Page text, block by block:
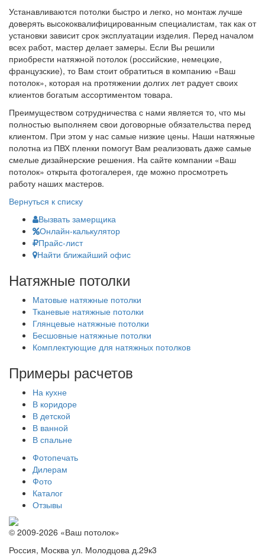
Устанавливаются потолки быстро и легко, но монтаж лучше
доверять высококвалифицированным специалистам, так как от
установки зависит срок эксплуатации изделия. Перед началом
всех работ, мастер делает замеры. Если Вы решили
приобрести натяжной потолок (российские, немецкие,
французские), то Вам стоит обратиться в компанию «Ваш
потолок», которая на протяжении долгих лет радует своих
клиентов богатым ассортиментом товара.
Преимуществом сотрудничества с нами является то, что мы
полностью выполняем свои договорные обязательства перед
клиентом. При этом у нас самые низкие цены. Наши натяжные
полотна из ПВХ пленки помогут Вам реализовать даже самые
смелые дизайнерские решения. На сайте компании «Ваш
потолок» открыта фотогалерея, где можно просмотреть
работу наших мастеров.
Вернуться к списку
Вызвать замерщика
Онлайн-калькулятор
Прайс-лист
Найти ближайший офис
Натяжные потолки
Матовые натяжные потолки
Тканевые натяжные потолки
Глянцевые натяжные потолки
Бесшовные натяжные потолки
Комплектующие для натяжных потолков
Примеры расчетов
На кухне
В коридоре
В детской
В ванной
В спальне
Фотопечать
Дилерам
Фото
Каталог
Отзывы
© 2009-2026 «Ваш потолок»
Россия, Москва ул. Молодцова д.29к3